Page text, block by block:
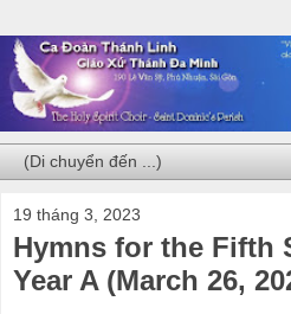
19 tháng 3, 2023
Hymns for the Fifth
Year A (March 26,